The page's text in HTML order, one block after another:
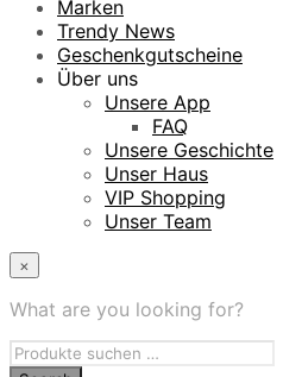
Marken
Trendy News
Geschenkgutscheine
Über uns
Unsere App
FAQ
Unsere Geschichte
Unser Haus
VIP Shopping
Unser Team
×
What are you looking for?